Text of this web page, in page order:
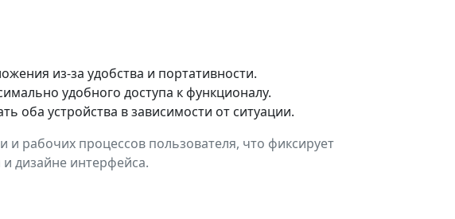
из-за удобства и портативности.
удобного доступа к функционалу.
оба устройства в зависимости от ситуации.
и рабочих процессов пользователя, что фиксирует
дизайне интерфейса.